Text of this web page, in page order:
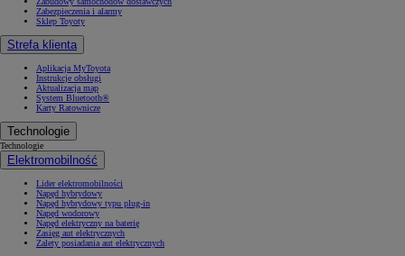
Zabezpieczenia i alarmy
Sklep Toyoty
Strefa klienta
Aplikacja MyToyota
Instrukcje obsługi
Aktualizacja map
System Bluetooth®
Karty Ratownicze
Technologie
Technologie
Elektromobilność
Lider elektromobilności
Napęd hybrydowy
Napęd hybrydowy typu plug-in
Napęd wodorowy
Napęd elektryczny na baterię
Zasięg aut elektrycznych
Zalety posiadania aut elektrycznych